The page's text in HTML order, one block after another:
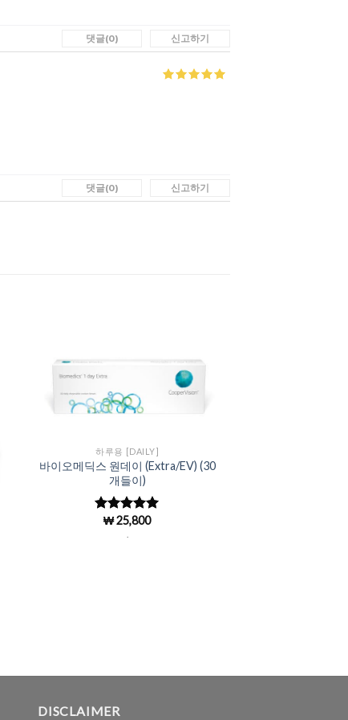
댓글(0) 신고하기
댓글(0) 신고하기
Add to
Wishlist
하루용 [DAILY]
바이오메딕스 원데이 (Extra/EV) (30
개들이)
5 중에서
로 평
₩25,800
DISCLAIMER